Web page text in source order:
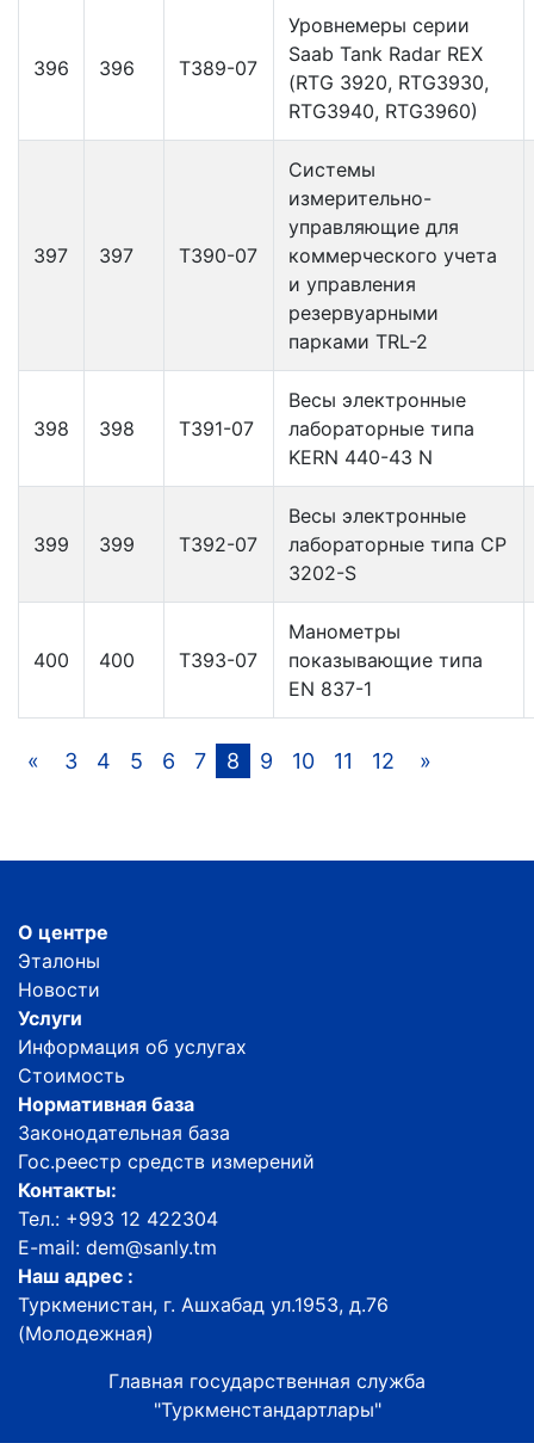
396 396 Т389-07
Уровнемеры серии
Saab Tank Radar REX
(RTG 3920, RTG3930,
RTG3940, RTG3960)
397 397 Т390-07
Системы
измерительно-
управляющие для
коммерческого учета
и управления
резервуарными
парками TRL-2
398 398 Т391-07
Весы электронные
лабораторные типа
KERN 440-43 N
399 399 Т392-07
Весы электронные
лабораторные типа СР
3202-S
400 400 Т393-07
Манометры
показывающие типа
EN 837-1
« 3 4 5 6 7 8 9 10 11 12 »
О центре
Эталоны
Новости
Услуги
Информация об услугах
Стоимость
Нормативная база
Законодательная база
Гос.реестр средств измерений
Контакты:
Тел.: +993 12 422304
E-mail: dem@sanly.tm
Наш адрес :
Туркменистан, г. Ашхабад ул.1953, д.76
(Молодежная)
Главная государственная служба
"Туркменстандартлары"